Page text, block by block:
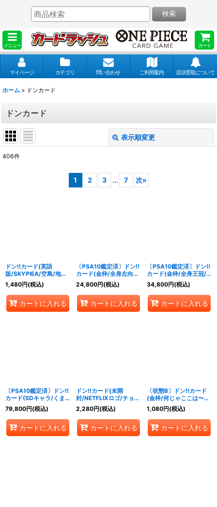
メニュー カート
検索
マイページ カテゴリ 問い合わせ ご利用案内 店頭受取について
ホーム > ドンカード
ドンカード
表示順変更
406件
1 2 3 ... 7 次»
ドン!!カード(英語
版/SKYPIEA/空島/地図)
【-】{-}
1,480円(税込)
カートに入れる
〔PSA10鑑定済〕ドン!!
カード(金枠/全身左向
き/ロビン)【-】{-}
24,800円(税込)
カートに入れる
〔PSA10鑑定済〕ドン!!
カード(金枠/全身王冠/
ナミ)【-】{-}
34,800円(税込)
カートに入れる
〔PSA10鑑定済〕ドン!!
カード(SDキャラ/くま
もん＆ルフィ)【-】{-}
79,800円(税込)
カートに入れる
ドン!!カード(未開
封/NETFLIXロゴ/チョッ
パー)【-】{-}
2,280円(税込)
カートに入れる
〔状態B〕ドン!!カード
(金枠/何じゃここは〜巨
大ロボ!!??飛んでる)
【-】{-}
1,080円(税込)
カートに入れる